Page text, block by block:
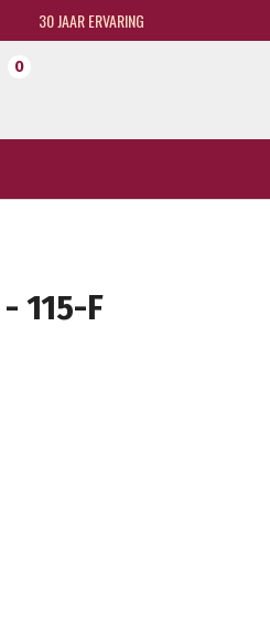
30 JAAR ERVARING
0
115-F